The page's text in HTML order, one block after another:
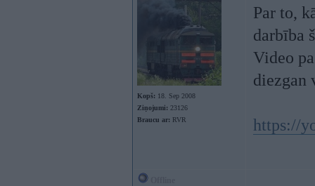
Kopš: 18. Sep 2008
Ziņojumi: 23126
Braucu ar: RVR
Par to,
darbība
Video
diezgan
https://